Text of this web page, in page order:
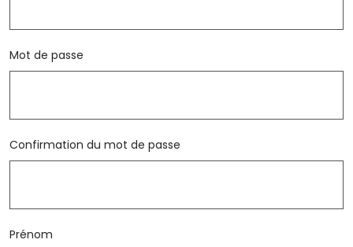
Mot de passe
Confirmation du mot de passe
Prénom